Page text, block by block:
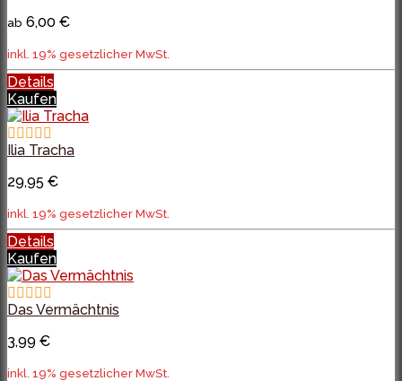
ab 6,00 €
inkl. 19% gesetzlicher MwSt.
Details
Kaufen
Ilia Tracha
29,95 €
inkl. 19% gesetzlicher MwSt.
Details
Kaufen
Das Vermächtnis
3,99 €
inkl. 19% gesetzlicher MwSt.